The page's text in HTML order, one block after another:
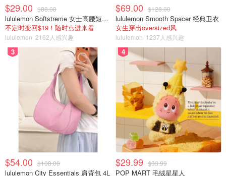
$29.00 $88.00
lululemon Softstreme 女士高腰短裤 10cm
不定时变回$19！随时点进来看
lululemon 2162人感兴趣
$69.00 $128.00
lululemon Smooth Spacer 经典卫衣
女生穿出oversized风
lululemon 1237人感兴趣
3
$54.00 $108.00
lululemon City Essentials 肩背包 4L
4
$29.99 $33.99
POP MART 毛绒星星人